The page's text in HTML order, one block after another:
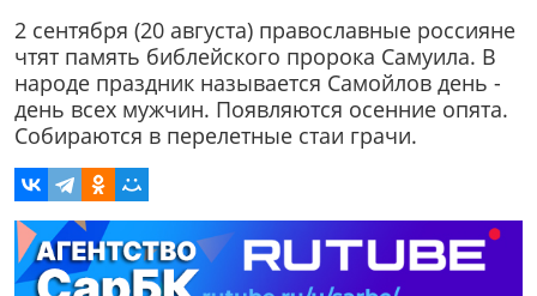
2 сентября (20 августа) православные россияне
чтят память библейского пророка Самуила. В
народе праздник называется Самойлов день -
день всех мужчин. Появляются осенние опята.
Собираются в перелетные стаи грачи.